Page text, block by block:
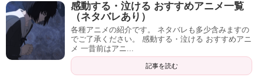
感動する・泣ける おすすめアニメ一覧
（ネタバレあり）
各種アニメの紹介です。 ネタバレも多少含みますの
でご了承ください。 感動する・泣ける おすすめアニ
メ 一昔前はアニ...
記事を読む